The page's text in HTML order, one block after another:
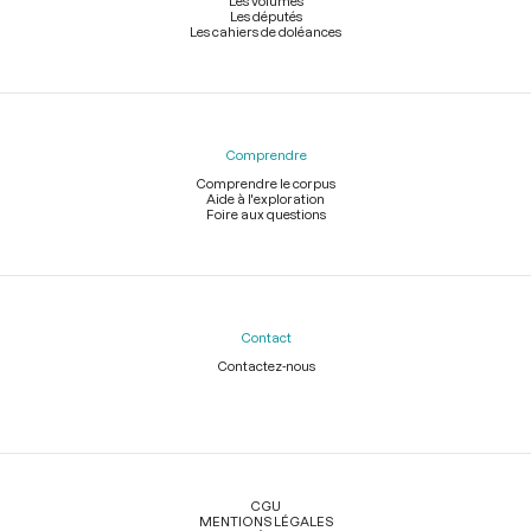
Les députés
Les cahiers de doléances
Comprendre
Comprendre le corpus
Aide à l'exploration
Foire aux questions
Contact
Contactez-nous
Légal
CGU
MENTIONS LÉGALES